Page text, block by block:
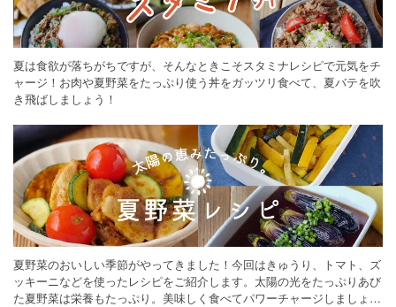
夏は食欲が落ちがちですが、そんなときこそスタミナレシピで元気をチ
ャージ！お肉や夏野菜をたっぷり使う丼をガッツリ食べて、夏バテを吹
き飛ばしましょう！
夏野菜のおいしい季節がやってきました！今回はきゅうり、トマト、ズ
ッキーニなどを使ったレシピをご紹介します。太陽の光をたっぷりあび
た夏野菜は栄養もたっぷり。美味しく食べてパワーチャージしましょう